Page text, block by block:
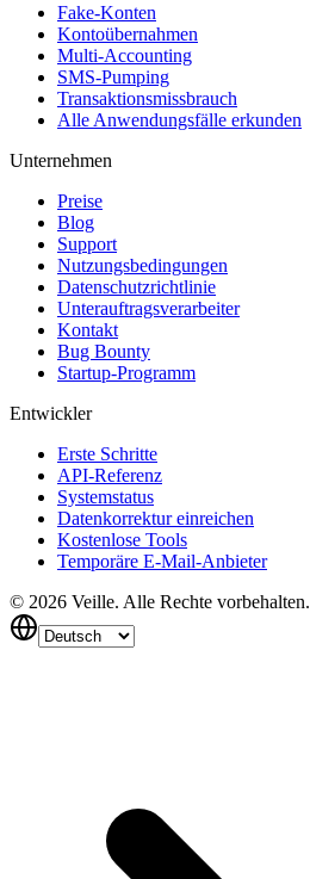
Fake-Konten
Kontoübernahmen
Multi-Accounting
SMS-Pumping
Transaktionsmissbrauch
Alle Anwendungsfälle erkunden
Unternehmen
Preise
Blog
Support
Nutzungsbedingungen
Datenschutzrichtlinie
Unterauftragsverarbeiter
Kontakt
Bug Bounty
Startup-Programm
Entwickler
Erste Schritte
API-Referenz
Systemstatus
Datenkorrektur einreichen
Kostenlose Tools
Temporäre E-Mail-Anbieter
© 2026 Veille. Alle Rechte vorbehalten.